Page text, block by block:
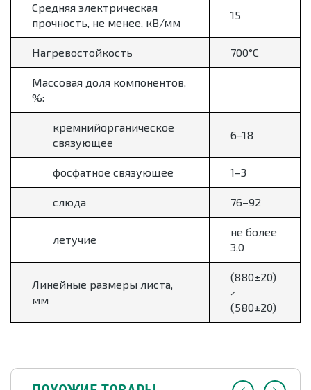
Средняя электрическая
прочность, не менее, кВ/мм
15
Нагревостойкость 700°С
Массовая доля компонентов,
%:
кремнийорганическое
связующее
6–18
фосфатное связующее 1–3
слюда 76–92
летучие
не более
3,0
Линейные размеры листа,
мм
(880±20)
×
(580±20)